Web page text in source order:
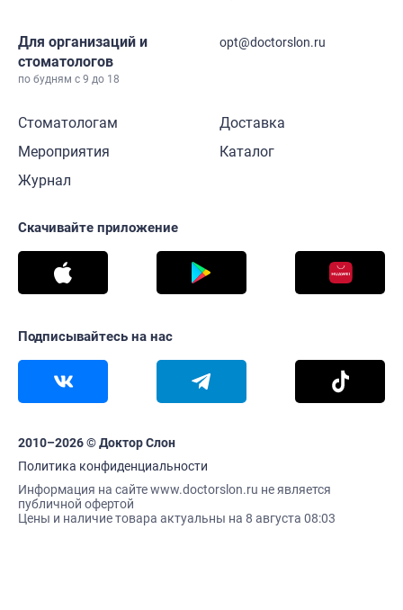
Для организаций и
стоматологов
по будням с 9 до 18
opt@doctorslon.ru
Стоматологам
Мероприятия
Журнал
Доставка
Каталог
Скачивайте приложение
Подписывайтесь на нас
2010–2026 © Доктор Слон
Политика конфиденциальности
Информация на сайте www.doctorslon.ru не является
публичной офертой
Цены и наличие товара актуальны на 8 августа 08:03